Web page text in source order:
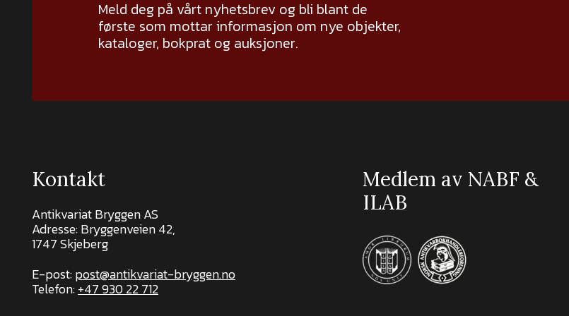
Meld deg på vårt nyhetsbrev og bli blant de
første som mottar informasjon om nye objekter,
kataloger, bokprat og auksjoner.
Kontakt
Antikvariat Bryggen AS
Adresse: Bryggenveien 42,
1747 Skjeberg
E-post:post@antikvariat-bryggen.no
Telefon:+47 930 22 712
Medlem av NABF &
ILAB